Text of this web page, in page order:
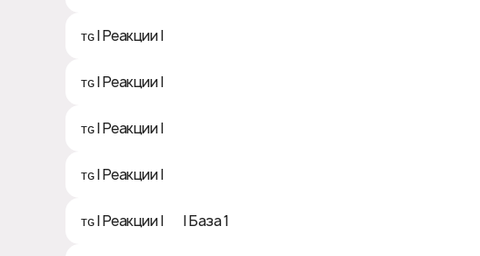
ᴛɢ | Реакции | 👍🤩🎉🔥❤️🥰👏🏻
ᴛɢ | Реакции | 👎😢💩🤮🤬
ᴛɢ | Реакции | 💯 😍 ❤️‍🔥 🤡 🕊 🐳
ᴛɢ | Реакции | 🥱🥴🌚🍌💔🤨😐🖕😈
ᴛɢ | Реакции | 👍| База 1